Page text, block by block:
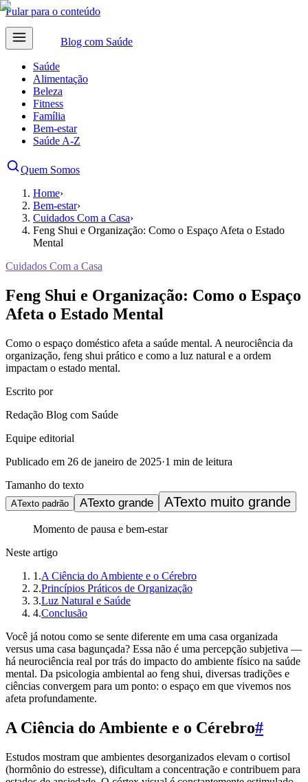
Pular para o conteúdo
Blog com Saúde
Saúde
Alimentação
Beleza
Fitness
Família
Bem-estar
Saúde A-Z
Quem Somos
Home›
Bem-estar›
Cuidados Com a Casa›
Feng Shui e Organização: Como o Espaço Afeta o Estado
Mental
Cuidados Com a Casa
Feng Shui e Organização: Como o Espaço
Afeta o Estado Mental
Como o espaço doméstico afeta a saúde mental. A neurociência da
organização, feng shui prático e como a luz natural e a ordem
impactam o estado mental.
Escrito por
Redação Blog com Saúde
Equipe editorial
Publicado em 26 de janeiro de 2025·1 min de leitura
Tamanho do texto
ATexto padrão ATexto grande ATexto muito grande
Momento de pausa e bem-estar
Neste artigo
1 .A Ciência do Ambiente e o Cérebro
2.Princípios Práticos de Organização
3.Luz Natural e Saúde
4.Conclusão
Você já notou como se sente diferente em uma casa organizada
versus uma casa bagunçada? Essa não é uma percepção subjetiva —
há neurociência real por trás do impacto do ambiente físico na saúde
mental. Da psicologia ambiental ao feng shui, diversas tradições e
ciências convergem para um ponto: o espaço em que vivemos nos
afeta profundamente.
A Ciência do Ambiente e o Cérebro#
Estudos mostram que ambientes desorganizados elevam o cortisol
(hormônio do estresse), dificultam a concentração e contribuem para